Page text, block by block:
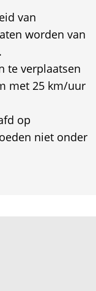
van
worden van
te verplaatsen
met 25 km/uur
op
niet onder